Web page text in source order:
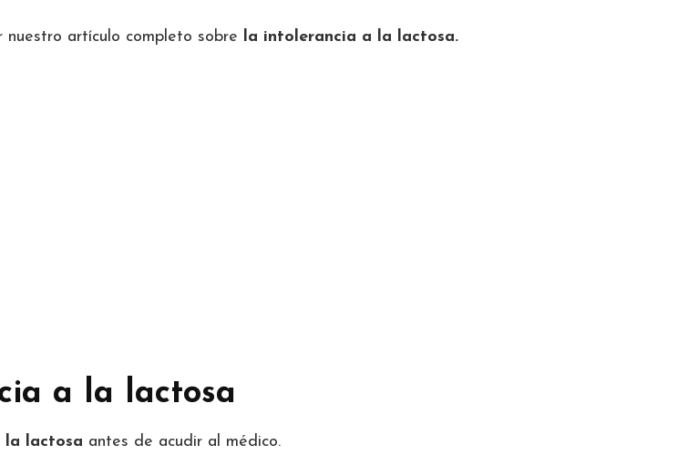
artículo completo sobre la intolerancia a la lactosa.
a la lactosa
la lactosa antes de acudir al médico.